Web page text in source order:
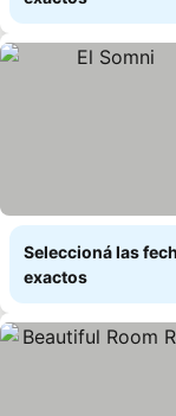
Seleccioná las
exactos